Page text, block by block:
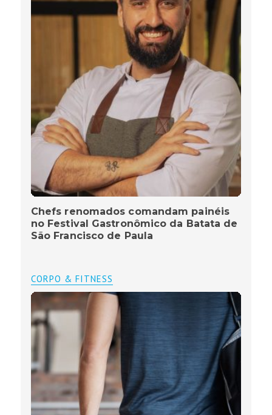
Chefs renomados comandam painéis
no Festival Gastronômico da Batata de
São Francisco de Paula
CORPO & FITNESS